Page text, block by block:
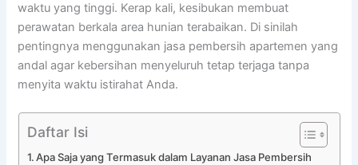
waktu yang tinggi. Kerap kali, kesibukan membuat
perawatan berkala area hunian terabaikan. Di sinilah
pentingnya menggunakan jasa pembersih apartemen yang
andal agar kebersihan menyeluruh tetap terjaga tanpa
menyita waktu istirahat Anda.
Daftar Isi
Apa Saja yang Termasuk dalam Layanan Jasa Pembersih